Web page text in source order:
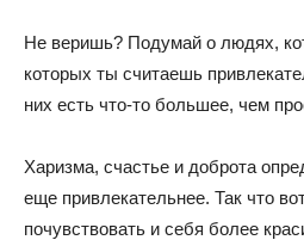
Не веришь? Подумай о людях,
которых ты считаешь
них есть что-то большее, чем
Харизма, счастье и доброта
еще привлекательнее. Так что
почувствовать и себя более